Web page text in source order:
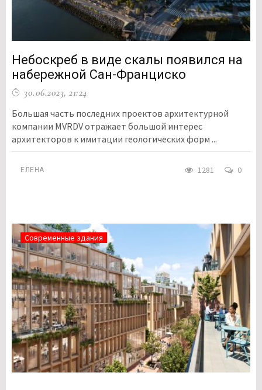
Небоскреб в виде скалы появился на
набережной Сан-Франциско
30.06.2023, 21:24
Большая часть последних проектов архитектурной
компании MVRDV отражает большой интерес
архитекторов к имитации геологических форм ...
ЕЛЕНА 1281 0
Современные здания